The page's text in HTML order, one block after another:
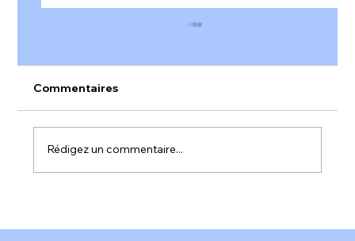
𝐅𝐫𝐚𝐧𝐜𝐞 !
Commentaires
Rédigez un commentaire...